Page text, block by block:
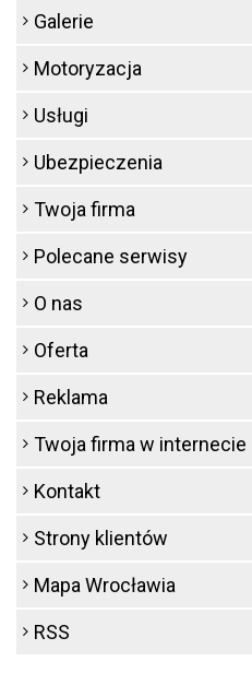
Galerie
Motoryzacja
Usługi
Ubezpieczenia
Twoja firma
Polecane serwisy
O nas
Oferta
Reklama
Twoja firma w internecie
Kontakt
Strony klientów
Mapa Wrocławia
RSS